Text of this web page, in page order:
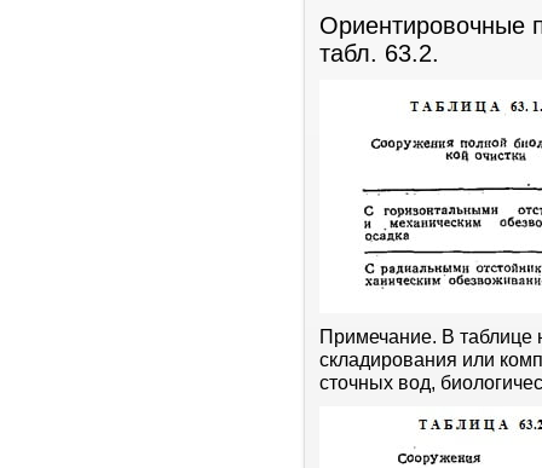
Ориентировочные
табл. 63.2.
Примечание. В таблице
складирования или
сточных вод,